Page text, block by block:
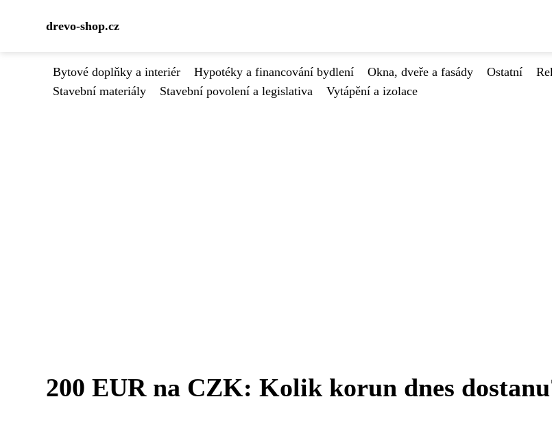
drevo-shop.cz
Bytové doplňky a interiér Hypotéky a financování bydlení Okna, dveře a fasády Ostatní
Stavební materiály
Stavební povolení a legislativa Vytápění a izolace
200 EUR na CZK: Kolik korun dnes